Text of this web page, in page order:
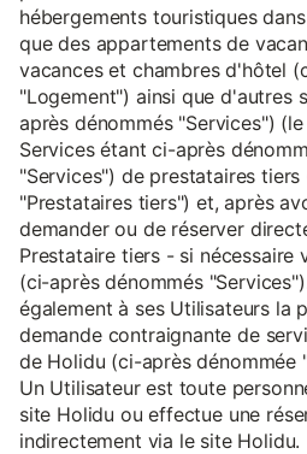
hébergements touristiques
que des appartements de
vacances et chambres d'hôtel
"Logement") ainsi que d'autres
après dénommés "Services")
Services étant ci-après
"Services") de prestataires
"Prestataires tiers") et, après
demander ou de réserver
Prestataire tiers - si nécessaire
(ci-après dénommés
également à ses Utilisateurs la
demande contraignante de
de Holidu (ci-après dénommée
Un Utilisateur est toute
site Holidu ou effectue une
indirectement via le site Holidu.